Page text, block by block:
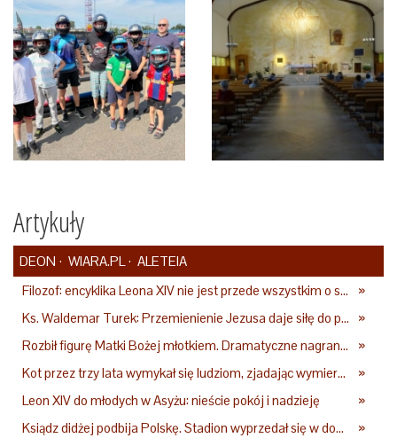
Artykuły
DEON WIARA.PL
ALETEIA
»
Filozof: encyklika Leona XIV nie jest przede wszystkim o sztucznej inteligencji
»
Ks. Waldemar Turek: Przemienienie Jezusa daje siłę do pokonywania przeciwności
»
Rozbił figurę Matki Bożej młotkiem. Dramatyczne nagranie w sieci
»
Kot przez trzy lata wymykał się ludziom, zjadając wymierające kaczki. W końcu popełnił fatalny błąd
»
Leon XIV do młodych w Asyżu: nieście pokój i nadzieję
»
Ksiądz didżej podbija Polskę. Stadion wyprzedał się w dobę